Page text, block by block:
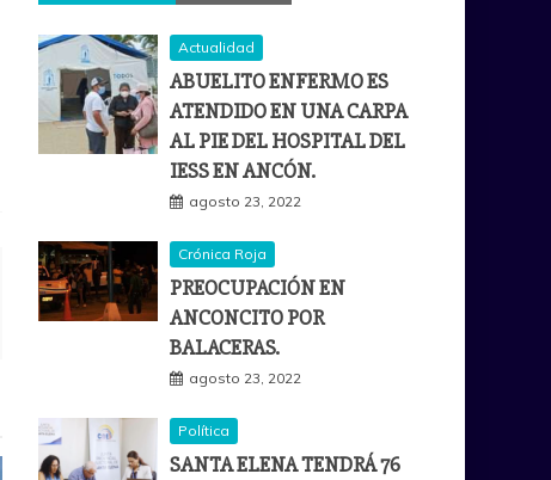
Actualidad
ABUELITO ENFERMO ES
ATENDIDO EN UNA CARPA
AL PIE DEL HOSPITAL DEL
IESS EN ANCÓN.
agosto 23, 2022
Crónica Roja
PREOCUPACIÓN EN
ANCONCITO POR
BALACERAS.
agosto 23, 2022
Política
SANTA ELENA TENDRÁ 76